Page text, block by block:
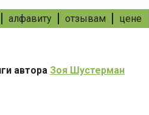
алфавиту отзывам цене
автора Зоя Шустерман